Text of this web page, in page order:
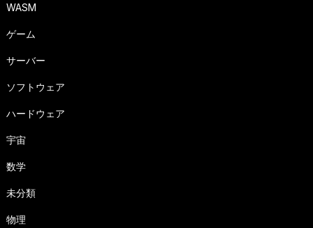
WASM
ゲーム
サーバー
ソフトウェア
ハードウェア
宇宙
数学
未分類
物理